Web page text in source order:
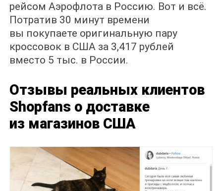
рейсом Аэрофлота в Россию. Вот и всё.
Потратив 30 минут времени
вы покупаете оригинальную пару
кроссовок в США за 3,417 рублей
вместо 5 тыс. в России.
Отзывы реальных клиентов
Shopfans о доставке
из магазинов США